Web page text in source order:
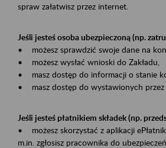
spraw załatwisz przez internet.
Jeśli jesteś osoba ubezpieczoną (np.
• możesz sprawdzić swoje dane na
• możesz wysłać wnioski do Zakładu,
• masz dostęp do informacji o stanie
• masz dostęp do wystawionych przez
Jeśli jesteś płatnikiem składek (np.
• możesz skorzystać z aplikacji
m.in. zgłosisz pracownika do